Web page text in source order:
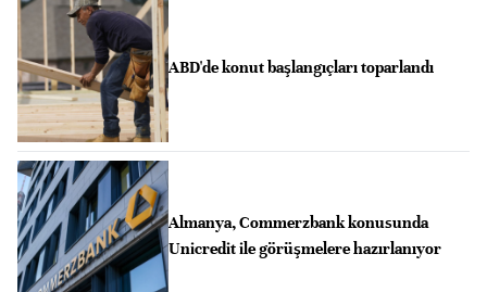
ABD'de konut başlangıçları toparlandı
Almanya, Commerzbank konusunda
Unicredit ile görüşmelere hazırlanıyor